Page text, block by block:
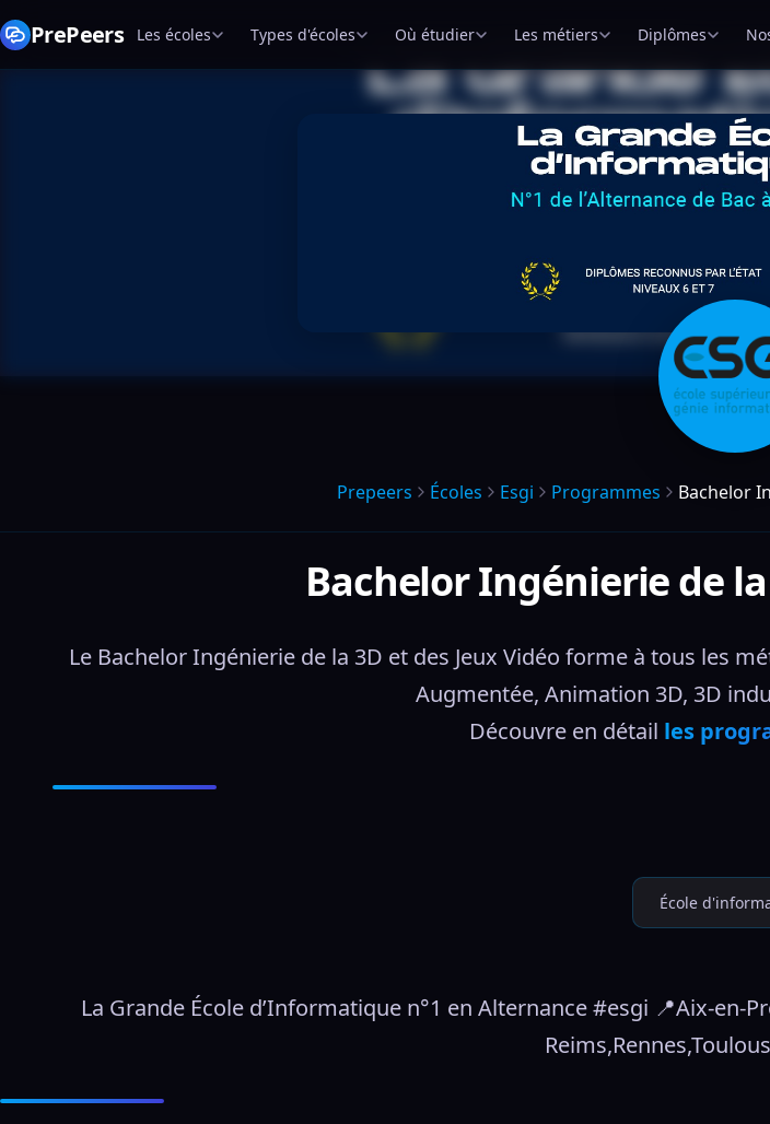
PrePeers Les écoles Types d'écoles Où étudier Les métiers Diplômes
Prepeers Écoles Esgi Programmes Bachelor
Bachelor Ingénierie de
Le Bachelor Ingénierie de la 3D et des Jeux Vidéo forme à tous les
Augmentée, Animation 3D, 3D
Découvre en détail les
École
La Grande École d’Informatique n°1 en Alternance #esgi 📍Aix-en-